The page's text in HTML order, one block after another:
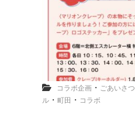
コラボ企画 ・ ごあいさつ
ル ・ 町田 ・ コラボ